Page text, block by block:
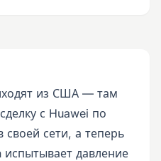
из США — там
с Huawei по
сети, а теперь
давление